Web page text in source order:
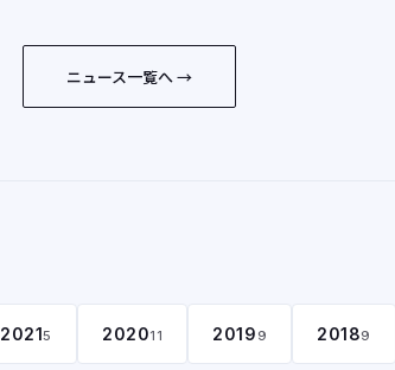
ニュース一覧へ →
20215 202011 20199 20189